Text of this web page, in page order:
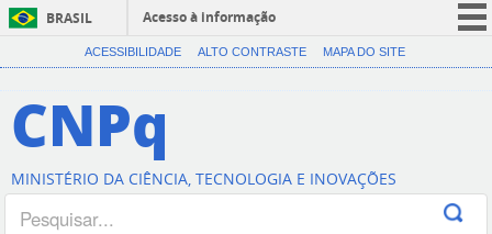
BRASIL
Acesso à informação
CORONAVÍRUS (COVID-19)
Canais
ACESSIBILIDADE ALTO CONTRASTE MAPA DO SITE
CNPq
MINISTÉRIO DA CIÊNCIA, TECNOLOGIA E INOVAÇÕES